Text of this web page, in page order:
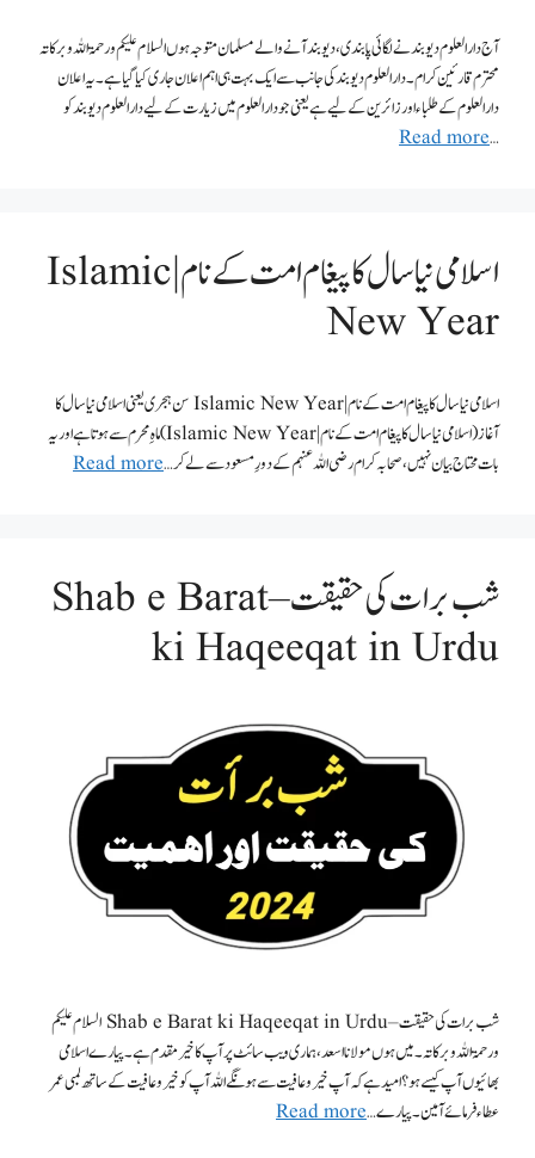
آج دار العلوم دیوبند نے لگائی پابندی، دیوبند آنے والے مسلمان متوجہ ہوں السلام علیکم ورحمۃ اللہ وبرکاتہ
محترم قارئین کرام۔ دارالعلوم دیوبند کی جانب سے ایک بہت ہی اہم اعلان جاری کیا گیا ہے۔ یہ اعلان
دارالعلوم کے طلباء اور زائرین کے لیے ہے یعنی جو دارالعلوم میں زیارت کے لیے دارالعلوم دیوبند کو
…
Read more
اسلامی نیا سال کا پیغام امت کے نام | Islamic
New Year
اسلامی نیا سال کا پیغام امت کے نام | Islamic New Year سن ہجری یعنی اسلامی نیا سال کا
آغاز (اسلامی نیا سال کا پیغام امت کے نام | Islamic New Year) ماہِ محرم سے ہوتا ہے اور یہ
بات محتاج بیان نہیں ، صحابہ کرام رضی اللہ عنہم کے دورِ مسعود سے لے کر …Read more
شب برات کی حقیقت – Shab e Barat
ki Haqeeqat in Urdu
شب برات کی حقیقت – Shab e Barat ki Haqeeqat in Urdu السلام علیکم
ورحمۃ اللہ وبرکاتہ۔ میں ہوں مولانا اسعد،ہماری ویب سائٹ پر آپ کا خیر مقدم ہے۔پیارے اسلامی
بھائیوں آپ کیسے ہو؟ امید ہے کہ آپ خیر وعافیت سے ہونگے اللہ آپ کو خیر وعافیت کے ساتھ لمبی عمر
عطاء فرمائے آمین۔ پیارے …Read more